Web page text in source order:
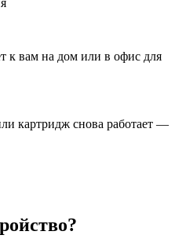
к вам на дом или в офис для
картридж снова работает —